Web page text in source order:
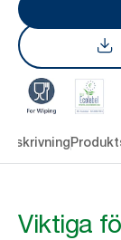
Viktiga